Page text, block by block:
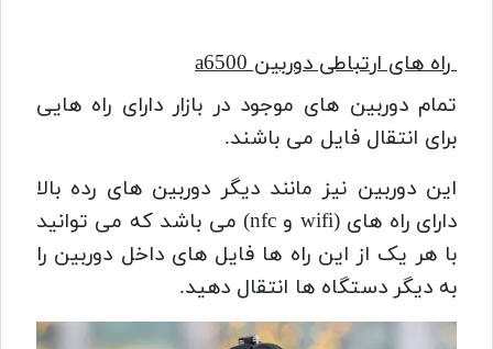
راه های ارتباطی دوربین a6500
تمام دوربین های موجود در بازار دارای راه هایی
برای انتقال فایل می باشند.
این دوربین نیز مانند دیگر دوربین های رده بالا
دارای راه های (wifi و nfc) می باشد که می توانید
با هر یک از این راه ها فایل های داخل دوربین را
به دیگر دستگاه ها انتقال دهید.